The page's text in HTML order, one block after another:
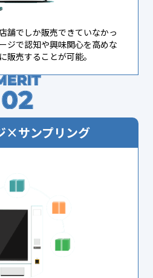
舗でしか販売できていなかっ
ジで認知や興味関心を高めな
販売することが可能。
×サンプリング